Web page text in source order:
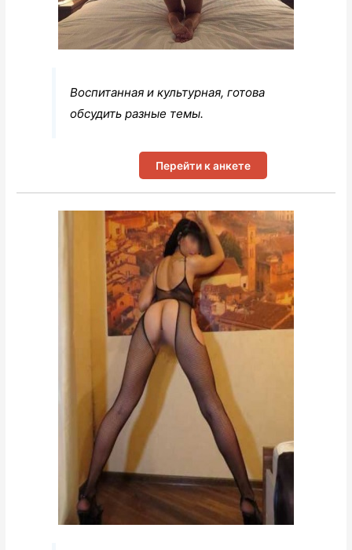
Воспитанная и культурная, готова
обсудить разные темы.
Перейти к анкете